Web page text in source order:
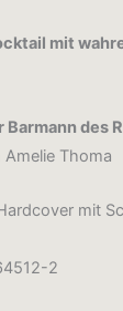
mit
des
Thoma
mit
2